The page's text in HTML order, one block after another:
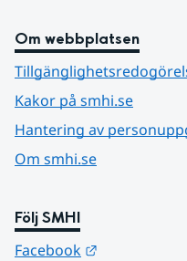
Om webbplatsen
Kakor på smhi.se
Hantering av
Om smhi.se
Följ SMHI
Facebook